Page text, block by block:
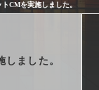
arrow_right_alt
CMを実施しました。
ました。